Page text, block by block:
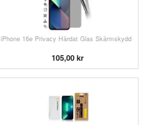
iPhone 16e Privacy Härdat Glas Skärmskydd
105,00 kr